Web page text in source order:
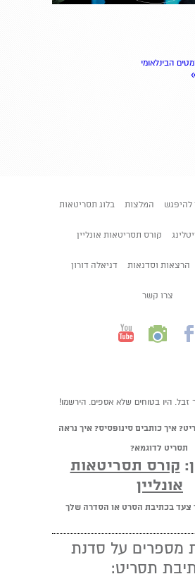
הבינלאומי
להיפגש המלצות בלוג תסריטאות
קורס תסריטאות אונליין
הרצאות וסדנאות דניאלה דורון
צרו קשר
זבל. היו בטוחים שלא אספים. הירשמו!
איך כותבים סינופסיס? איך נראה
תסריט לדוגמא?
קורס תסריטאות
אונליין
צעד בכתיבת הסרט או הסדרה שלך
מספרים על סדנת
תסריט: